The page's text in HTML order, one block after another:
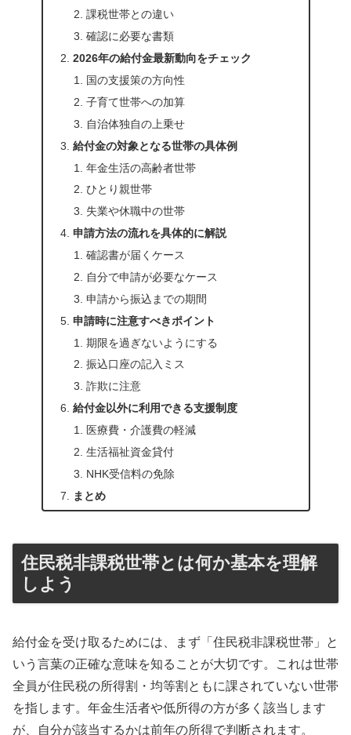
課税世帯との違い
確認に必要な書類
2026年の給付金最新動向をチェック
国の支援策の方向性
子育て世帯への加算
自治体独自の上乗せ
給付金の対象となる世帯の具体例
年金生活の高齢者世帯
ひとり親世帯
失業や休職中の世帯
申請方法の流れを具体的に解説
確認書が届くケース
自分で申請が必要なケース
申請から振込までの期間
申請時に注意すべきポイント
期限を過ぎないようにする
振込口座の記入ミス
詐欺に注意
給付金以外に利用できる支援制度
医療費・介護費の軽減
生活福祉資金貸付
NHK受信料の免除
まとめ
住民税非課税世帯とは何か基本を理解
しよう
給付金を受け取るためには、まず「住民税非課税世帯」と
いう言葉の正確な意味を知ることが大切です。これは世帯
全員が住民税の所得割・均等割ともに課されていない世帯
を指します。年金生活者や低所得の方が多く該当します
が、自分が該当するかは前年の所得で判断されます。